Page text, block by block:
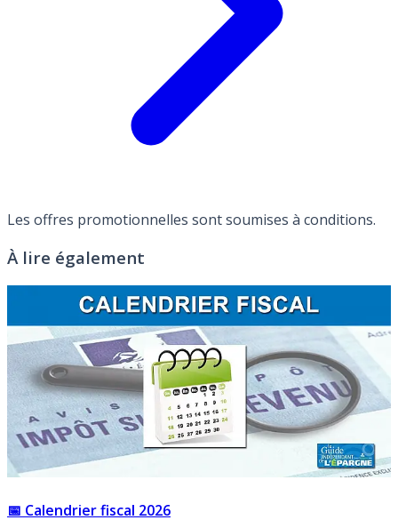
Les offres promotionnelles sont soumises à conditions.
À lire également
📅 Calendrier fiscal 2026